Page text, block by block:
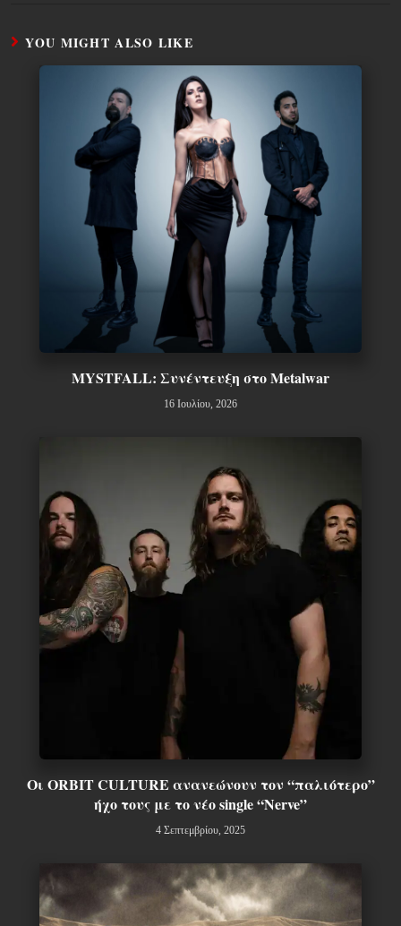
YOU MIGHT ALSO LIKE
MYSTFALL: Συνέντευξη στο Metalwar
16 Ιουλίου, 2026
Οι ORBIT CULTURE ανανεώνουν τον “παλιότερο”
ήχο τους με το νέο single “Nerve”
4 Σεπτεμβρίου, 2025